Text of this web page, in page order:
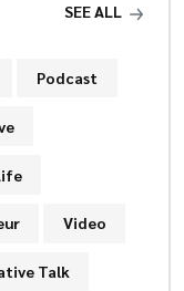
SEE ALL
Podcast
Video
Talk